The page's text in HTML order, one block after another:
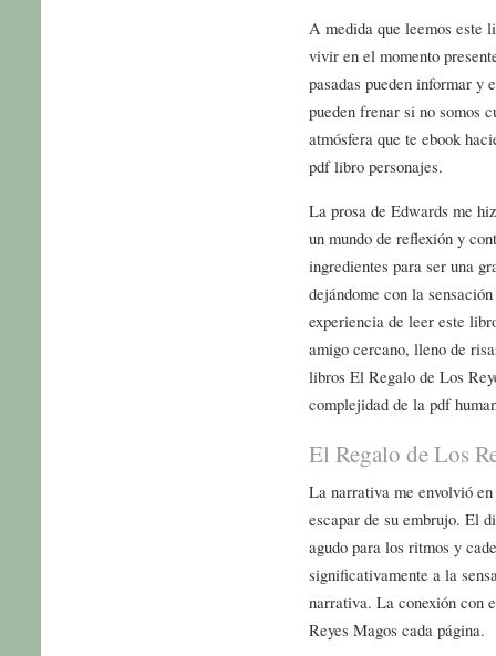
A medida que leemos este
vivir en el momento
pasadas pueden informar y
pueden frenar si no somos
atmósfera que te ebook
pdf libro personajes.
La prosa de Edwards me
un mundo de reflexión y
ingredientes para ser una
dejándome con la
experiencia de leer este
amigo cercano, lleno de
libros El Regalo de Los
complejidad de la pdf
El Regalo de Los
La narrativa me envolvió
escapar de su embrujo. El
agudo para los ritmos y
significativamente a la
narrativa. La conexión con
Reyes Magos cada página.